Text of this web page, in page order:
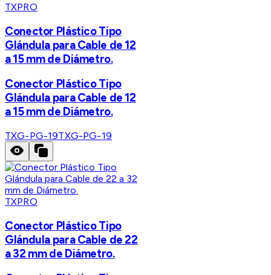
TXPRO
Conector Plástico Tipo
Glándula para Cable de 12
a 15 mm de Diámetro.
Conector Plástico Tipo
Glándula para Cable de 12
a 15 mm de Diámetro.
TXG-PG-19TXG-PG-19
TXPRO
Conector Plástico Tipo
Glándula para Cable de 22
a 32 mm de Diámetro.